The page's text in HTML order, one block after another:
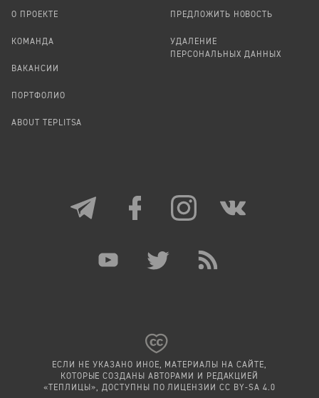
О ПРОЕКТЕ
КОМАНДА
ВАКАНСИИ
ПОРТФОЛИО
ABOUT TEPLITSA
ПРЕДЛОЖИТЬ НОВОСТЬ
УДАЛЕНИЕ
ПЕРСОНАЛЬНЫХ ДАННЫХ
ЕСЛИ НЕ УКАЗАНО ИНОЕ, МАТЕРИАЛЫ НА САЙТЕ,
КОТОРЫЕ СОЗДАНЫ АВТОРАМИ И РЕДАКЦИЕЙ
«ТЕПЛИЦЫ», ДОСТУПНЫ ПО ЛИЦЕНЗИИCC BY-SA 4.0